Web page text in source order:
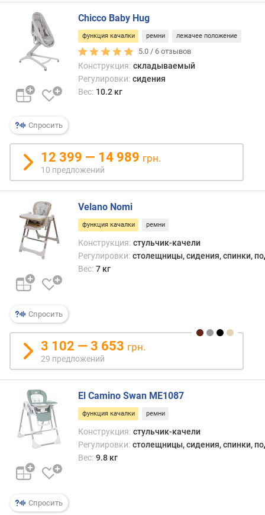
д
е
н
ь
я
у
р
в
н
й
а
к
л
о
с
п
н
к
и
(
п
о
о
ж
е
н
и
)
ы
Спросить
Chicco Baby Hug
функция качалки ремни лежачее положение
5.0 / 6 отзывов
Конструкция: складываемый
Регулировки: сидения
Вес: 10.2 кг
12 399 — 14 989 грн.
10 предложений
Спросить
Velano Nomi
функция качалки ремни
Конструкция: стульчик-качели
Регулировки: столещницы, сидения, спинки,
Вес: 7 кг
3 102 — 3 653 грн.
29 предложений
Спросить
El Camino Swan ME1087
функция качалки ремни
Конструкция: стульчик-качели
Регулировки: столещницы, сидения, спинки,
Вес: 9.8 кг